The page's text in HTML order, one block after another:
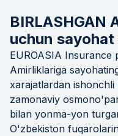
BIRLASHGAN
uchun
EUROASIA Insurance
Amirliklariga
xarajatlardan
zamonaviy
bilan yonma-yon
O'zbekiston